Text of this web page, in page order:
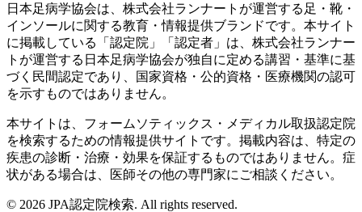
日本足病学協会は、株式会社ランナートが運営する足・靴・
インソールに関する教育・情報提供ブランドです。本サイト
に掲載している「認定院」「認定者」は、株式会社ランナー
トが運営する日本足病学協会が独自に定める講習・基準に基
づく民間認定であり、国家資格・公的資格・医療機関の認可
を示すものではありません。
本サイトは、フォームソティックス・メディカル取扱認定院
を検索するための情報提供サイトです。掲載内容は、特定の
疾患の診断・治療・効果を保証するものではありません。症
状がある場合は、医師その他の専門家にご相談ください。
© 2026 JPA認定院検索. All rights reserved.